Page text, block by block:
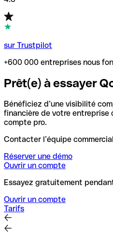
sur Trustpilot
+600 000 entreprises nous
Prêt(e) à essayer
Bénéficiez d’une visibilité
financière de votre entreprise
compte pro.
Contacter l’équipe
Réserver une démo
Ouvrir un compte
Essayez gratuitement
Ouvrir un compte
Tarifs